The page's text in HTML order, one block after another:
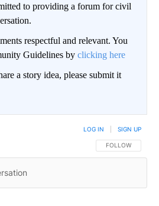
to providing a forum for civil
respectful and relevant. You
Guidelines by clicking here
a story idea, please submit it
FOLLOW THIS
FOLLOW
LOG IN SIGN UP